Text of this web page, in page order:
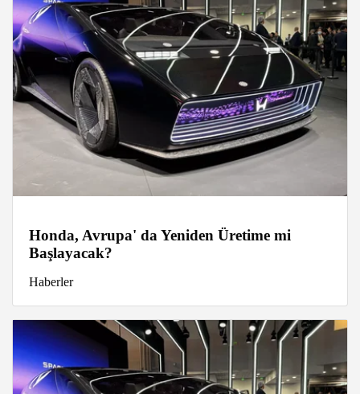
Honda, Avrupa' da Yeniden Üretime mi
Başlayacak?
Haberler